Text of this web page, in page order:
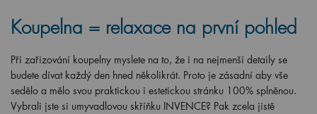
Koupelna = relaxace na první pohled
budete dívat každý den hned několikrát. Proto je zásadní aby vše
sedělo a mělo svou praktickou i estetickou stránku 100% splněnou.
Vybrali jste si umyvadlovou skříňku INVENCE? Pak zcela jistě
najdete zalíbení i v zrcadlech, vysoké skříni a malých skříňkách.